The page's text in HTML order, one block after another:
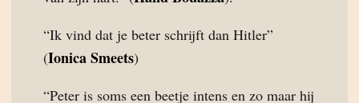
“Ik vind dat je beter schrijft dan Hitler”
(Ionica Smeets)
“Peter is soms een beetje intens en zo maar hij